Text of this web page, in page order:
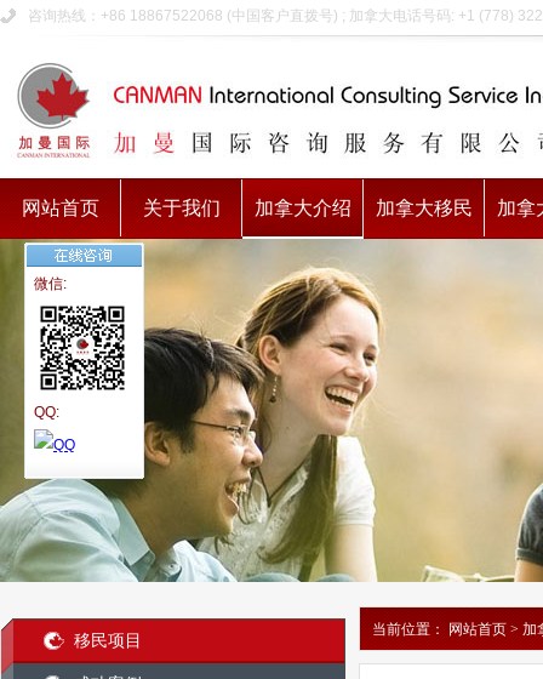
咨询热线：+86 18867522068 (中国客户直拨号) ; 加拿大电话号码: +1 (778)
网站首页 关于我们 加拿大介绍 加拿大移民 加拿
萨芬撒
萨芬撒 当前位置： 网站首页> 加
移民项目
微信:
QQ: